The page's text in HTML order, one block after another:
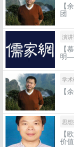
【
团
演
【
明
学
【
思
【
价